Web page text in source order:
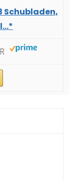
Schubladen,